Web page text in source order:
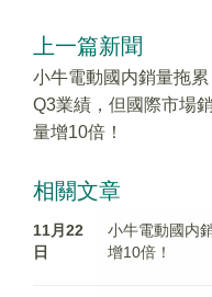
上一篇新聞
小牛電動國内銷量拖累
Q3業績，但國際市場
量增10倍！
相關文章
11月22
日
小牛電動國内
增10倍！